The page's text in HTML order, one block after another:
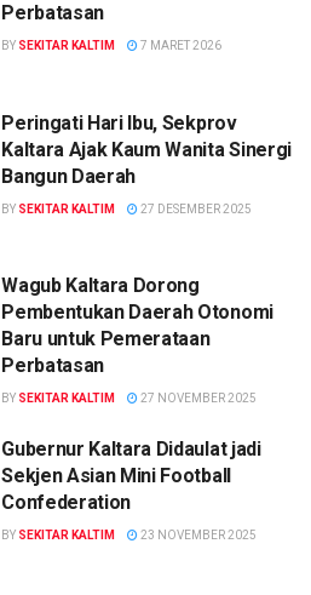
Perbatasan
BY SEKITAR KALTIM 7 MARET 2026
Peringati Hari Ibu, Sekprov
Kaltara Ajak Kaum Wanita Sinergi
Bangun Daerah
BY SEKITAR KALTIM 27 DESEMBER 2025
Wagub Kaltara Dorong
Pembentukan Daerah Otonomi
Baru untuk Pemerataan
Perbatasan
BY SEKITAR KALTIM 27 NOVEMBER 2025
Gubernur Kaltara Didaulat jadi
Sekjen Asian Mini Football
Confederation
BY SEKITAR KALTIM 23 NOVEMBER 2025